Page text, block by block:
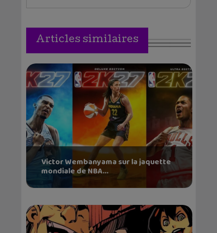
Articles similaires
Victor Wembanyama sur la jaquette
mondiale de NBA...